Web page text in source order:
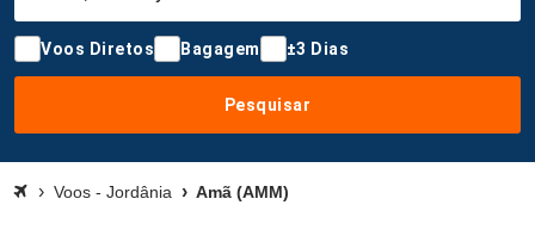
Voos Diretos Bagagem ±3 Dias
Pesquisar
Voos - Jordânia Amã (AMM)